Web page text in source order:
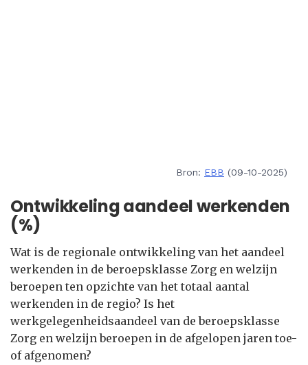
Bron: EBB (09-10-2025)
Ontwikkeling aandeel werkenden
(%)
Wat is de regionale ontwikkeling van het aandeel
werkenden in de beroepsklasse Zorg en welzijn
beroepen ten opzichte van het totaal aantal
werkenden in de regio? Is het
werkgelegenheidsaandeel van de beroepsklasse
Zorg en welzijn beroepen in de afgelopen jaren toe-
of afgenomen?